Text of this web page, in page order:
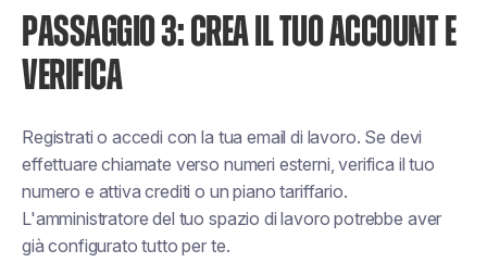
PASSAGGIO 3: CREA IL TUO ACCOUNT E
VERIFICA
Registrati o accedi con la tua email di lavoro. Se devi
effettuare chiamate verso numeri esterni, verifica il tuo
numero e attiva crediti o un piano tariffario.
L'amministratore del tuo spazio di lavoro potrebbe aver
già configurato tutto per te.